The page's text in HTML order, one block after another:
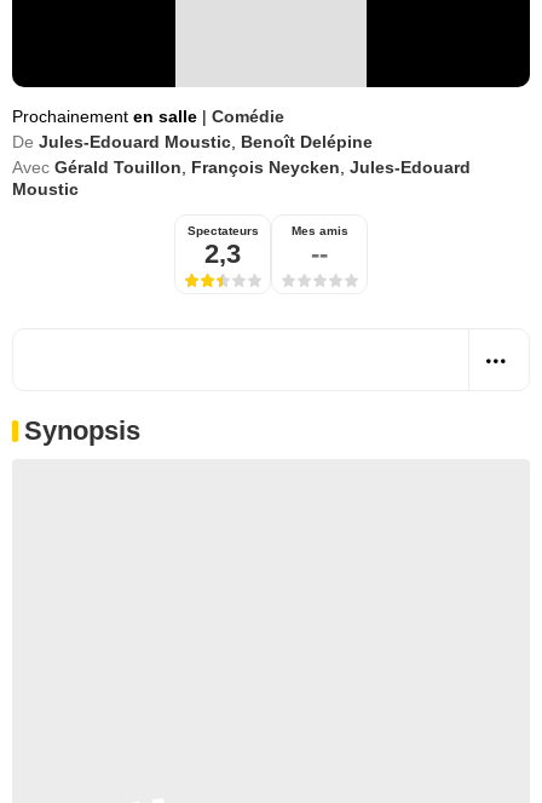
Prochainement en salle | Comédie
De Jules-Edouard Moustic Benoît Delépine
Avec Gérald Touillon François Neycken Jules-Edouard
Moustic
Spectateurs
2,3
Mes amis
--
Synopsis